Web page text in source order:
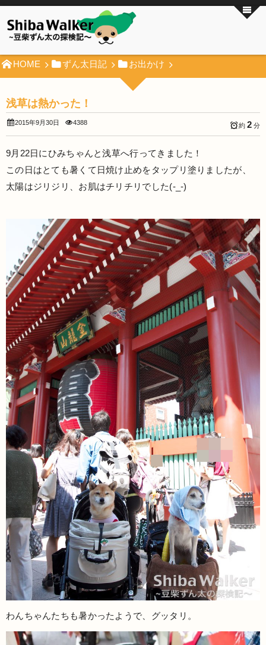
HOME ずん太日記 お出かけ
浅草は熱かった！
2015年9月30日 4388 約 2 分
9月22日にひみちゃんと浅草へ行ってきました！
この日はとても暑くて日焼け止めをタップリ塗りましたが、
太陽はジリジリ、お肌はチリチリでした(-_-)
わんちゃんたちも暑かったようで、グッタリ。